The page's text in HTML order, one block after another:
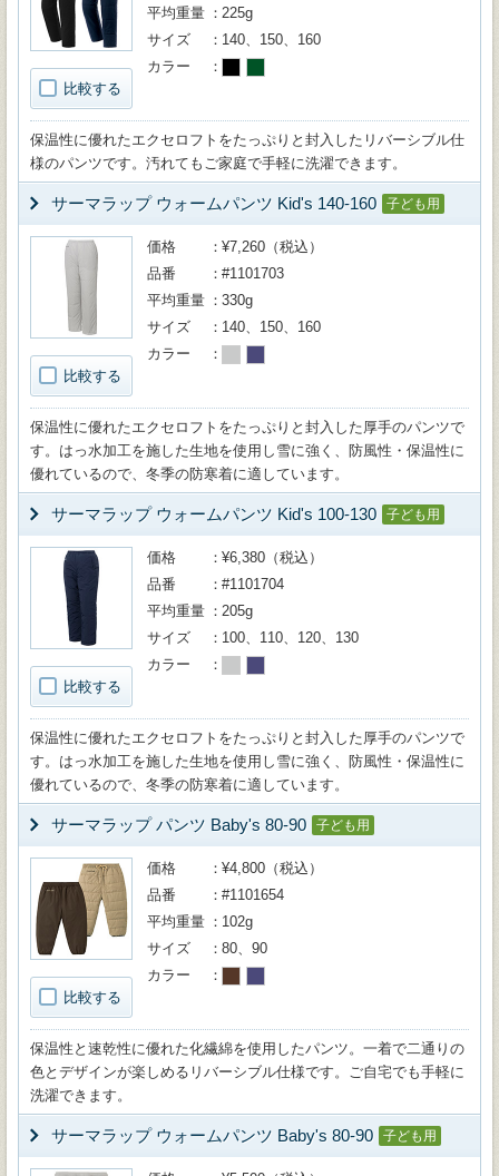
比較する
平均重量
225g
サイズ
140、150、160
カラー
保温性に優れたエクセロフトをたっぷりと封入したリバーシブル仕
様のパンツです。汚れてもご家庭で手軽に洗濯できます。
サーマラップ ウォームパンツ Kid's 140-160 子ども用
比較する
価格
¥7,260（税込）
品番
#1101703
平均重量
330g
サイズ
140、150、160
カラー
保温性に優れたエクセロフトをたっぷりと封入した厚手のパンツで
す。はっ水加工を施した生地を使用し雪に強く、防風性・保温性に
優れているので、冬季の防寒着に適しています。
サーマラップ ウォームパンツ Kid's 100-130 子ども用
比較する
価格
¥6,380（税込）
品番
#1101704
平均重量
205g
サイズ
100、110、120、130
カラー
保温性に優れたエクセロフトをたっぷりと封入した厚手のパンツで
す。はっ水加工を施した生地を使用し雪に強く、防風性・保温性に
優れているので、冬季の防寒着に適しています。
サーマラップ パンツ Baby's 80-90 子ども用
比較する
価格
¥4,800（税込）
品番
#1101654
平均重量
102g
サイズ
80、90
カラー
保温性と速乾性に優れた化繊綿を使用したパンツ。一着で二通りの
色とデザインが楽しめるリバーシブル仕様です。ご自宅でも手軽に
洗濯できます。
サーマラップ ウォームパンツ Baby's 80-90 子ども用